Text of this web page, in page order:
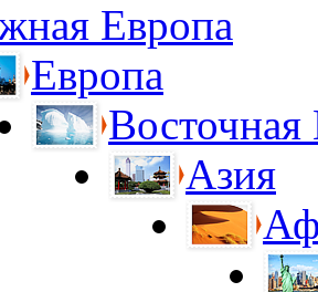
Европа
Европа
Восточная
Азия